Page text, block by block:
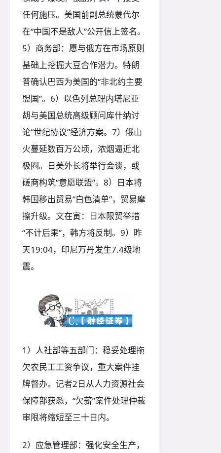
任何施压。美国前副总统蒙代尔
在“中国不是敌人”公开信上签名。
5）商务部：愿与俄方在市场原则
基础上挖掘大豆合作潜力。特朗
普确认巴西为美国的“非北约主要
盟国”。6）以色列总理内塔尼亚
胡与美国总统高级顾问库什纳讨
论“世纪协议”经济方案。7）俄山
火蔓延数百万公顷，浓烟逼近北
极圈。日美外长将举行会谈，或
磋商构筑“意愿联盟”。8）日本将
韩国移出贸易“白色清单”，贸易摩
擦升级。文在寅：日本限贸举措
“不计后果”，韩方将反制。9）昨
天19:04，印尼万丹发生7.4级地
震。
1）人社部等五部门：稳妥处理拖
欠农民工工资争议，重大案件挂
牌督办。记者2日从人力资源社会
保障部获悉，“欠薪”案件处理仲裁
审限将缩短至三十日内。
2）应急管理部：强化安全生产，